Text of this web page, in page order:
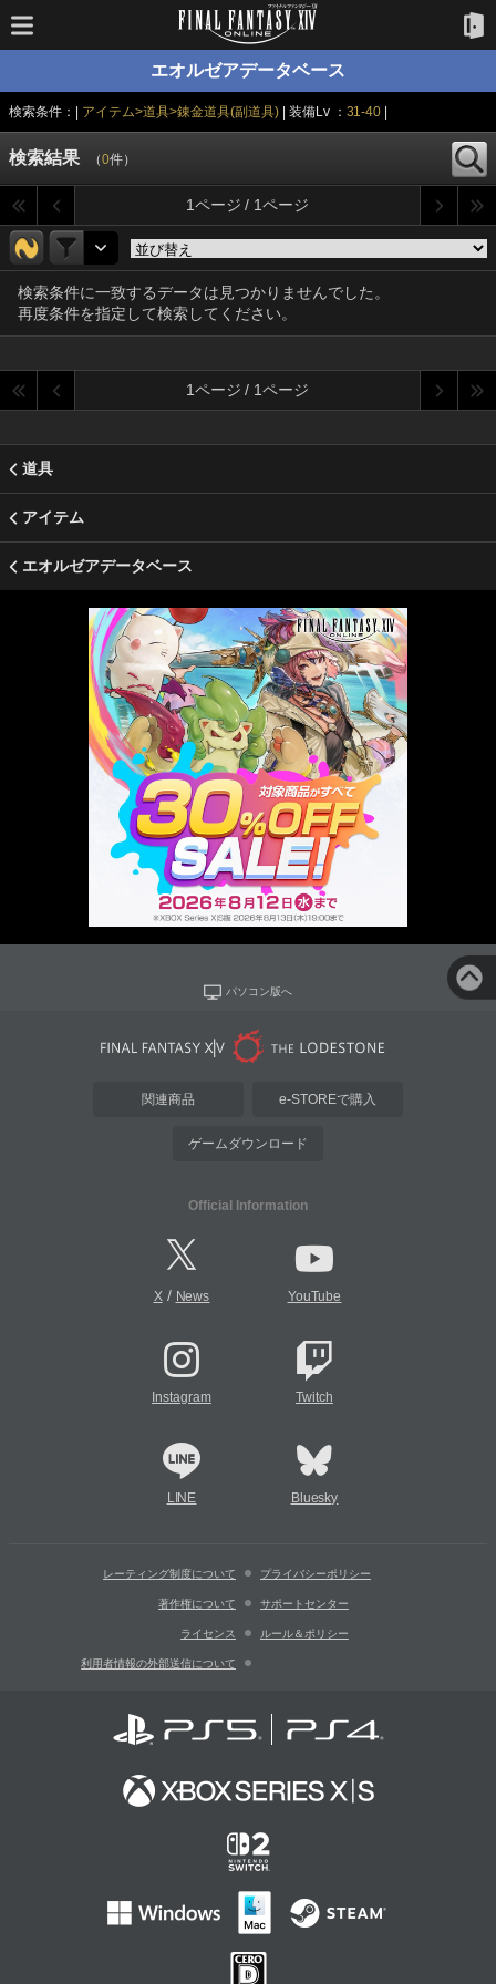
エオルゼアデータベース
検索条件：| アイテム>道具>錬金道具(副道具) | 装備Lv ： 31-40
検索結果 （0件）
1ページ / 1ページ
検索条件に一致するデータは見つかりませんでした。
再度条件を指定して検索してください。
1ページ / 1ページ
道具
アイテム
エオルゼアデータベース
パソコン版へ
関連商品 e-STOREで購入
ゲームダウンロード
Official Information
X/ News YouTube
Instagram Twitch
LINE Bluesky
レーティング制度について プライバシーポリシー
著作権について サポートセンター
ライセンス ルール＆ポリシー
利用者情報の外部送信について